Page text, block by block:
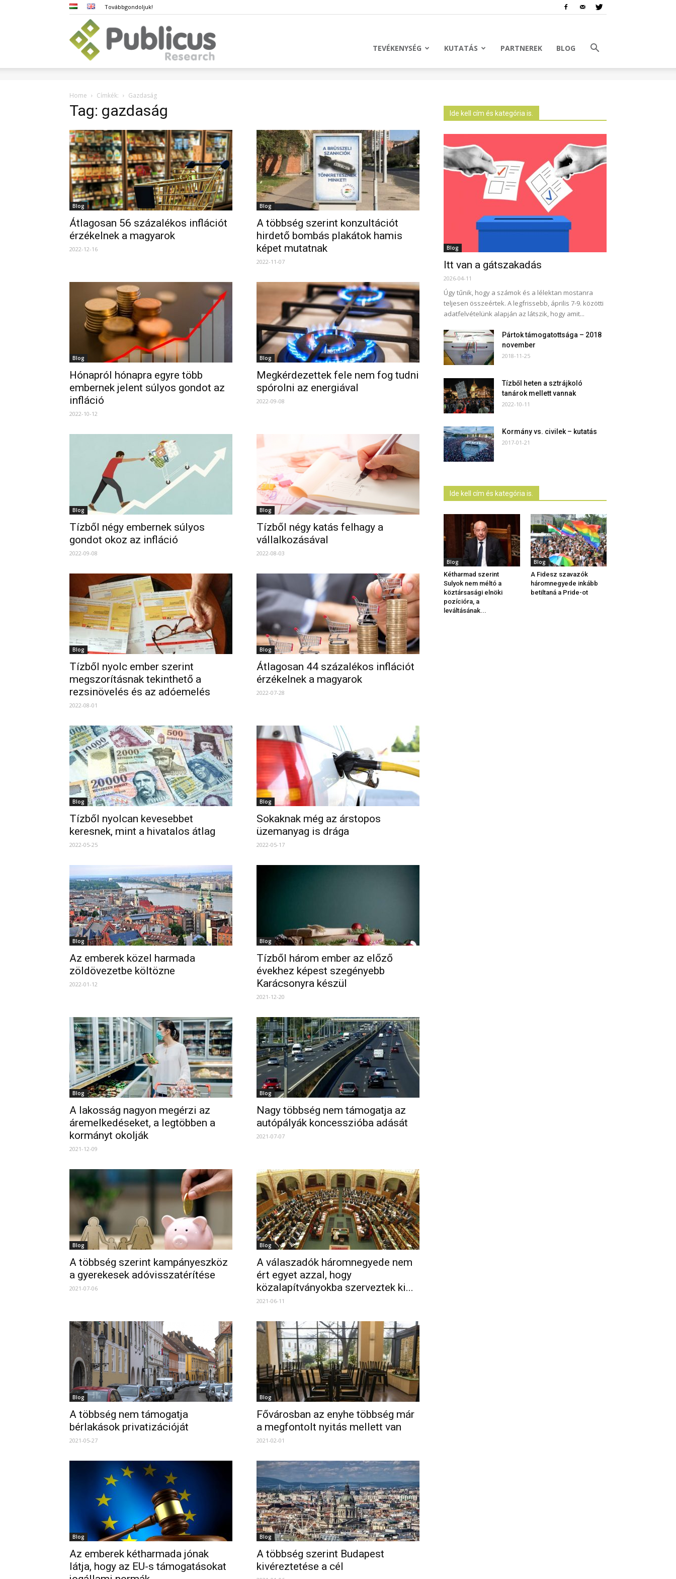
Továbbgondoljuk!
Publicus
TEVÉKENYSÉG KUTATÁS PARTNEREK BLOG
Home Címkék: Gazdaság
Tag: gazdaság
Blog
Átlagosan 56 százalékos inflációt
érzékelnek a magyarok
2022-12-16
Blog
A többség szerint konzultációt
hirdető bombás plakátok hamis
képet mutatnak
2022-11-07
Blog
Hónapról hónapra egyre több
embernek jelent súlyos gondot az
infláció
2022-10-12
Blog
Megkérdezettek fele nem fog tudni
spórolni az energiával
2022-09-08
Blog
Tízből négy embernek súlyos
gondot okoz az infláció
2022-09-08
Blog
Tízből négy katás felhagy a
vállalkozásával
2022-08-03
Blog
Tízből nyolc ember szerint
megszorításnak tekinthető a
rezsinövelés és az adóemelés
2022-08-01
Blog
Átlagosan 44 százalékos inflációt
érzékelnek a magyarok
2022-07-28
Blog
Tízből nyolcan kevesebbet
keresnek, mint a hivatalos átlag
2022-05-25
Blog
Sokaknak még az árstopos
üzemanyag is drága
2022-05-17
Blog
Az emberek közel harmada
zöldövezetbe költözne
2022-01-12
Blog
Tízből három ember az előző
évekhez képest szegényebb
Karácsonyra készül
2021-12-20
Blog
A lakosság nagyon megérzi az
áremelkedéseket, a legtöbben a
kormányt okolják
2021-12-09
Blog
Nagy többség nem támogatja az
autópályák koncesszióba adását
2021-07-07
Blog
A többség szerint kampányeszköz
a gyerekesek adóvisszatérítése
2021-07-06
Blog
A válaszadók háromnegyede nem
ért egyet azzal, hogy
közalapítványokba szerveztek ki...
2021-06-11
Blog
A többség nem támogatja
bérlakások privatizációját
2021-05-27
Blog
Fővárosban az enyhe többség már
a megfontolt nyitás mellett van
2021-02-01
Blog
Az emberek kétharmada jónak
látja, hogy az EU-s támogatásokat
Blog
A többség szerint Budapest
kivéreztetése a cél
Ide kell cím és kategória is.
Blog
Itt van a gátszakadás
2026-04-11
Úgy tűnik, hogy a számok és a lélektan mostanra
teljesen összeértek. A legfrissebb, április 7-9. közötti
adatfelvételünk alapján az látszik, hogy amit...
Pártok támogatottsága – 2018
november
2018-11-25
Tízből heten a sztrájkoló
tanárok mellett vannak
2022-10-11
Kormány vs. civilek – kutatás
2017-01-21
Ide kell cím és kategória is.
Blog
Kétharmad szerint
Sulyok nem méltó a
köztársasági elnöki
pozícióra, a
leváltásának...
Blog
A Fidesz szavazók
háromnegyede inkább
betiltaná a Pride-ot